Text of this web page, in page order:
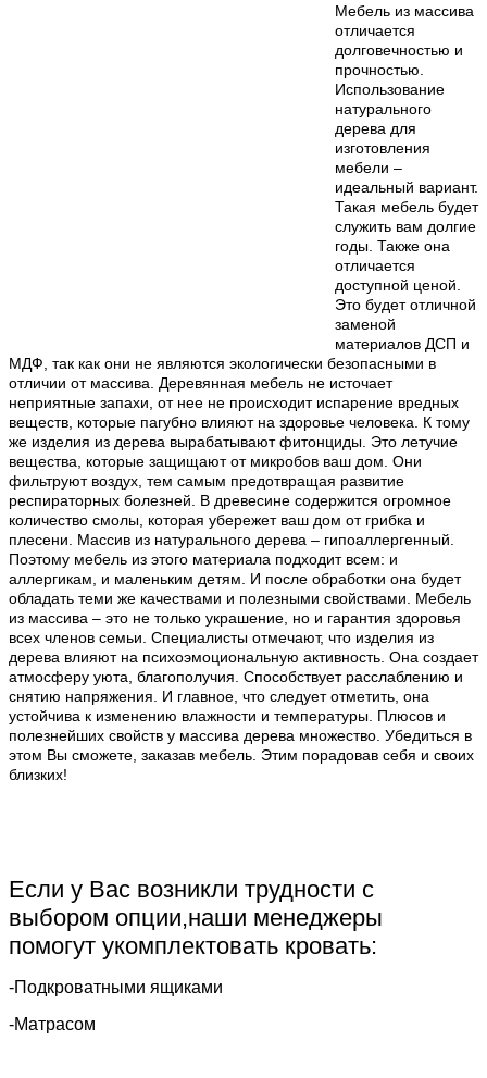
Мебель из массива
отличается
долговечностью и
прочностью.
Использование
натурального
дерева для
изготовления
мебели –
идеальный вариант.
Такая мебель будет
служить вам долгие
годы. Также она
отличается
доступной ценой.
Это будет отличной
заменой
материалов ДСП и
МДФ, так как они не являются экологически безопасными в
отличии от массива. Деревянная мебель не источает
неприятные запахи, от нее не происходит испарение вредных
веществ, которые пагубно влияют на здоровье человека. К тому
же изделия из дерева вырабатывают фитонциды. Это летучие
вещества, которые защищают от микробов ваш дом. Они
фильтруют воздух, тем самым предотвращая развитие
респираторных болезней. В древесине содержится огромное
количество смолы, которая убережет ваш дом от грибка и
плесени. Массив из натурального дерева – гипоаллергенный.
Поэтому мебель из этого материала подходит всем: и
аллергикам, и маленьким детям. И после обработки она будет
обладать теми же качествами и полезными свойствами. Мебель
из массива – это не только украшение, но и гарантия здоровья
всех членов семьи. Специалисты отмечают, что изделия из
дерева влияют на психоэмоциональную активность. Она создает
атмосферу уюта, благополучия. Способствует расслаблению и
снятию напряжения. И главное, что следует отметить, она
устойчива к изменению влажности и температуры. Плюсов и
полезнейших свойств у массива дерева множество. Убедиться в
этом Вы сможете, заказав мебель. Этим порадовав себя и своих
близких!
Если у Вас возникли трудности с
выбором опции,наши менеджеры
помогут укомплектовать кровать:
-Подкроватными ящиками
-Матрасом